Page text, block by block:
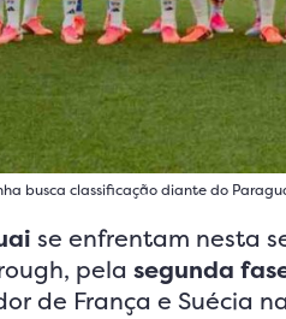
busca classificação diante do
se enfrentam nesta
pela segunda
de França e Suécia